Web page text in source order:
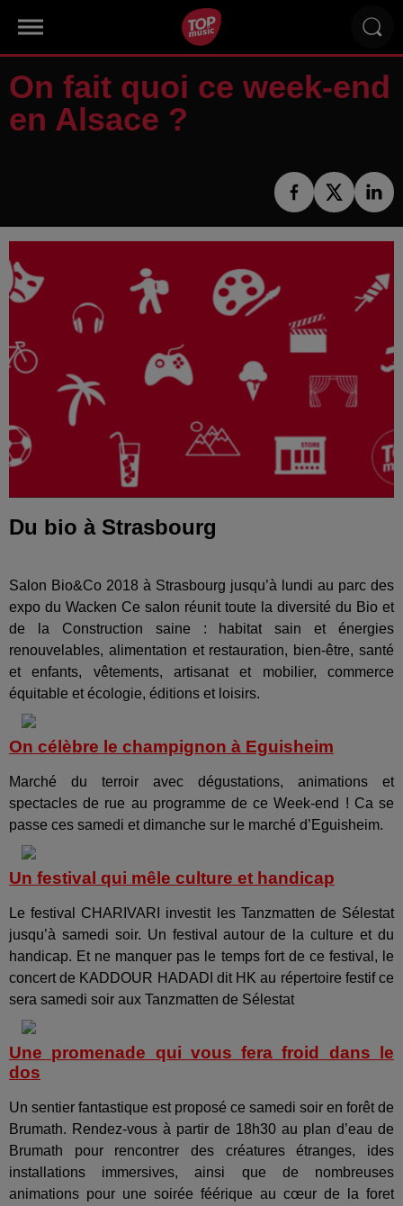
On fait quoi ce week-end
en Alsace ?
Du bio à Strasbourg
Salon Bio&Co 2018 à Strasbourg jusqu’à lundi au parc des
expo du Wacken Ce salon réunit toute la diversité du Bio et
de la Construction saine : habitat sain et énergies
renouvelables, alimentation et restauration, bien-être, santé
et enfants, vêtements, artisanat et mobilier, commerce
équitable et écologie, éditions et loisirs.
On célèbre le champignon à Eguisheim
Marché du terroir avec dégustations, animations et
spectacles de rue au programme de ce Week-end ! Ca se
passe ces samedi et dimanche sur le marché d’Eguisheim.
Un festival qui mêle culture et handicap
Le festival CHARIVARI investit les Tanzmatten de Sélestat
jusqu’à samedi soir. Un festival autour de la culture et du
handicap. Et ne manquer pas le temps fort de ce festival, le
concert de KADDOUR HADADI dit HK au répertoire festif ce
sera samedi soir aux Tanzmatten de Sélestat
Une promenade qui vous fera froid dans le
dos
Un sentier fantastique est proposé ce samedi soir en forêt de
Brumath. Rendez-vous à partir de 18h30 au plan d’eau de
Brumath pour rencontrer des créatures étranges, ides
installations immersives, ainsi que de nombreuses
animations pour une soirée féérique au cœur de la foret